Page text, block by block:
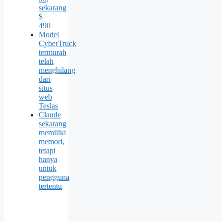
sekarang
$
490
Model
CyberTruck
termurah
telah
menghilang
dari
situs
web
Teslas
Claude
sekarang
memiliki
memori,
tetapi
hanya
untuk
pengguna
tertentu